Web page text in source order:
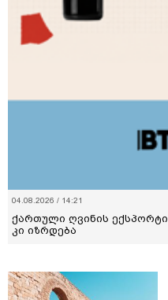
04.08.2026 / 14:21
ქართული ღვინის
კი იზრდება